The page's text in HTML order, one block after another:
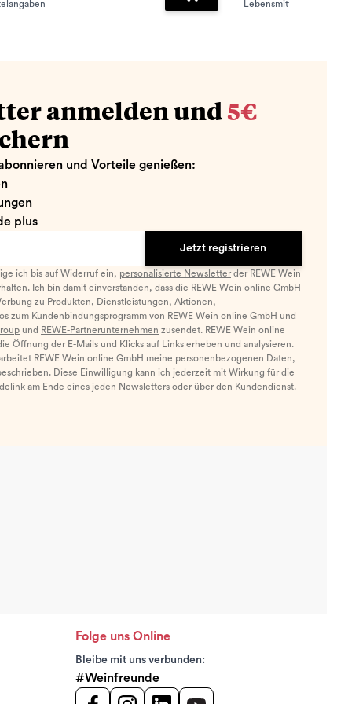
Zum Warenkorb hinzufügen
Lebensmittelangaben
anmelden und 5€
und Vorteile genießen:
plus
Jetzt registrieren
ich bis auf Widerruf ein, personalisierte Newsletterder REWE Wein
Ich bin damit einverstanden, dass die REWE Wein online GmbH
zu Produkten, Dienstleistungen, Aktionen,
zum Kundenbindungsprogramm von REWE Wein online GmbH und
und REWE-Partnerunternehmen zusendet. REWE Wein online
Öffnung der E-Mails und Klicks auf Links erheben und analysieren.
REWE Wein online GmbH meine personenbezogenen Daten,
Diese Einwilligung kann ich jederzeit mit Wirkung für die
am Ende eines jeden Newsletters oder über den Kundendienst.
Folge uns Online
Bleibe mit uns verbunden:
#Weinfreunde